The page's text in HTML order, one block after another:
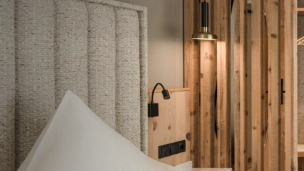
KRÄUTERHOF
FAMILIENURLAUB IM STUBAITAL
HIGHLIGHTS &
VERANSTALTUNGEN
BILDER & VIDEOS
AUSZEICHNUNGEN &
DOWNLOADS
NACHHALTIGKEIT
LAST